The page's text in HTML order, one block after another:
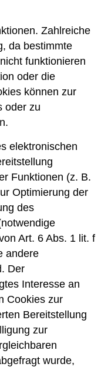
Zahlreiche
da bestimmte
funktionieren
oder die
können zur
oder zu
elektronischen
Funktionen (z. B.
Optimierung der
des
Art. 6 Abs. 1 lit. f
andere
Der
Interesse an
Cookies zur
Bereitstellung
zur
wurde,